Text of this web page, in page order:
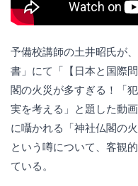
予備校講師の土井昭氏が
書」にて「【日本と国際
閣の火災が多すぎる！「
実を考える」と題した動
に囁かれる「神社仏閣の
という噂について、客観
ている。